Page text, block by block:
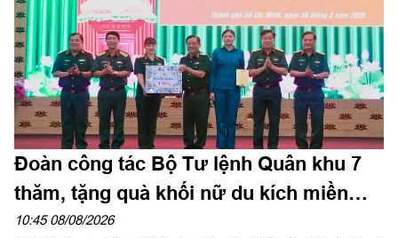
Đoàn công tác Bộ Tư lệnh Quân khu 7
thăm, tặng quà khối nữ du kích miền
Nam tham gia chương trình "Tổ quốc
10:45 08/08/2026